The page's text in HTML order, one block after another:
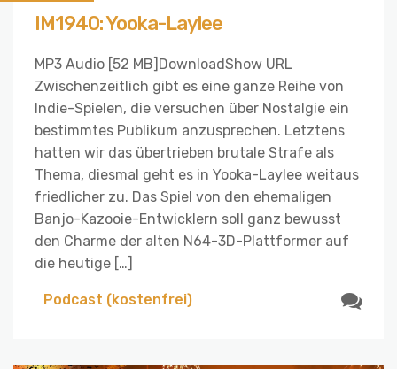
IM1940: Yooka-Laylee
MP3 Audio [52 MB]DownloadShow URL
Zwischenzeitlich gibt es eine ganze Reihe von
Indie-Spielen, die versuchen über Nostalgie ein
bestimmtes Publikum anzusprechen. Letztens
hatten wir das übertrieben brutale Strafe als
Thema, diesmal geht es in Yooka-Laylee weitaus
friedlicher zu. Das Spiel von den ehemaligen
Banjo-Kazooie-Entwicklern soll ganz bewusst
den Charme der alten N64-3D-Plattformer auf
die heutige […]
Podcast (kostenfrei)